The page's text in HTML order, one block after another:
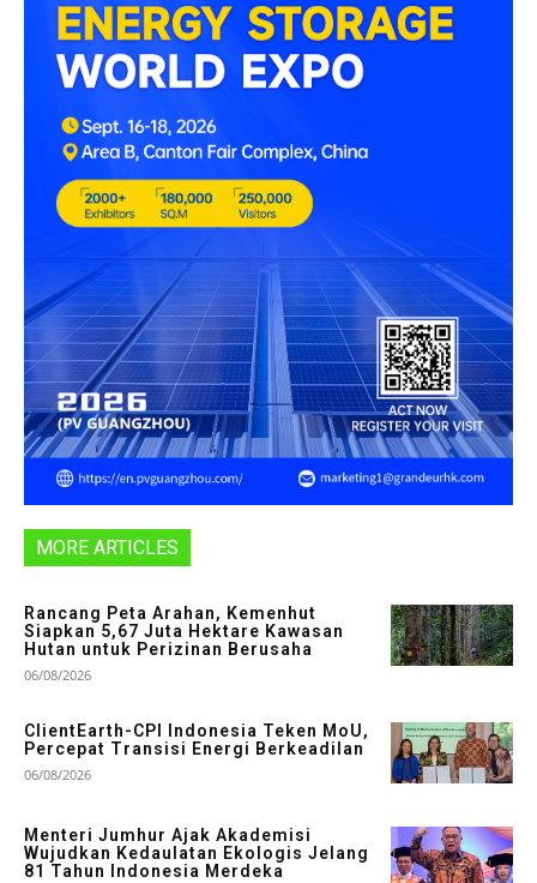
MORE ARTICLES
Rancang Peta Arahan, Kemenhut
Siapkan 5,67 Juta Hektare Kawasan
Hutan untuk Perizinan Berusaha
06/08/2026
ClientEarth-CPI Indonesia Teken MoU,
Percepat Transisi Energi Berkeadilan
06/08/2026
Menteri Jumhur Ajak Akademisi
Wujudkan Kedaulatan Ekologis Jelang
81 Tahun Indonesia Merdeka